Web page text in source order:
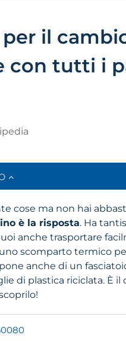
il
con tutti i
cose ma non hai
è la risposta. Ha
anche trasportare
scomparto termico
anche di un
di plastica riciclata. È